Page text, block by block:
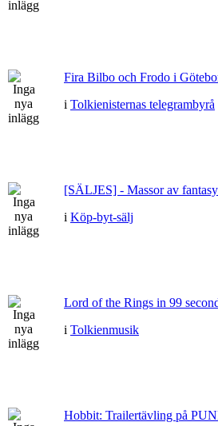
Fira Bilbo och Frodo i
i Tolkienisternas telegrambyrå
[SÄLJES] - Massor av
i Köp-byt-sälj
Lord of the Rings in 99
i Tolkienmusik
Hobbit: Trailertävling på